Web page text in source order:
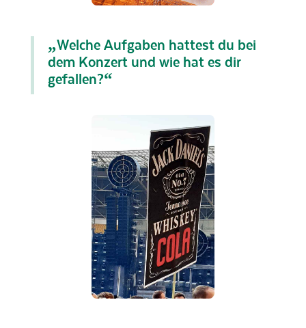
„Welche Aufgaben hattest du bei
dem Konzert und wie hat es dir
gefallen?“